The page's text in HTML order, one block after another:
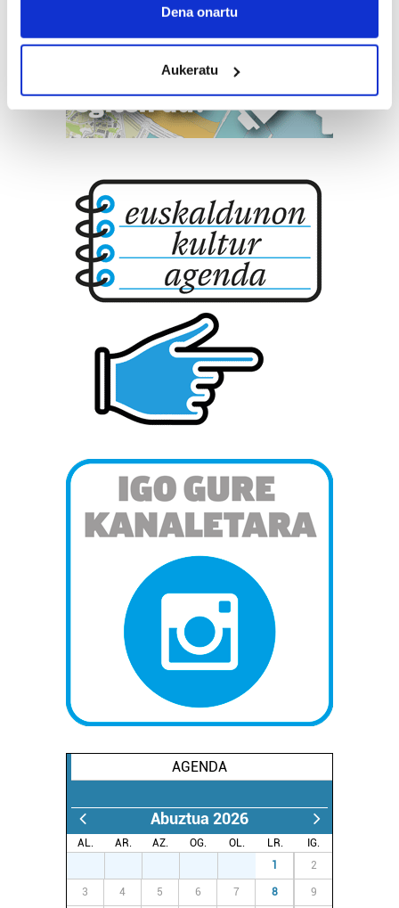
Collect information about your geographical
Identify your device by actively scanning it for
specific characteristics (fingerprinting)
Find out more about how your personal data is processed
and set your preferences in thedetails section.
Guk eta gure bazkideek zure datu pertsonalak
prozesatzen ditugu, zure IP zenbakia, besteak beste,
teknologia erabiliz, cookieak adibidez, iragarki eta eduki
pertsonalizatuak eskaintzeko, iragarkiak eta edukia
neurtzeko, jendeari buruzko informazioa biltzeko eta
produktuak garatzeko. Zure datuak nork eta zertarako
erabiltzen dituen hauta dezakezu.
Bazkide batzuek ez dizute baimenik eskatzen, eta beren
interes komertzial legitimoetan babesten dira. Ikusi gure
bazkideen zerrenda, beren ustez zein helburutarako
duten interes legitimoa eta horren aurka nola egin
Lortu zure datu pertsonalak prozesatzeko moduari
buruzko informazio gehiago eta ezarri zure lehentasunak
datuen atalean. Edozein unetan alda edo ken dezakezu
Webgune honek cookie propioak eta hirugarrenen cookie-
fitxategiak erabiltzen ditu. Zure esperientzia eta
zerbitzuak hobetzeko asmoz, cookie teknologiaz
baliatzen gara. Ohar hau onartuz gero, teknologia hori
erabiltzeko baimen esplizitua ematen diguzu.
Dena onartu
Aukeratu
AGENDA
Abuztua 2026
AL. AR. AZ. OG. OL. LR.
IG.
1 2
3 4 5 6 7 8 9